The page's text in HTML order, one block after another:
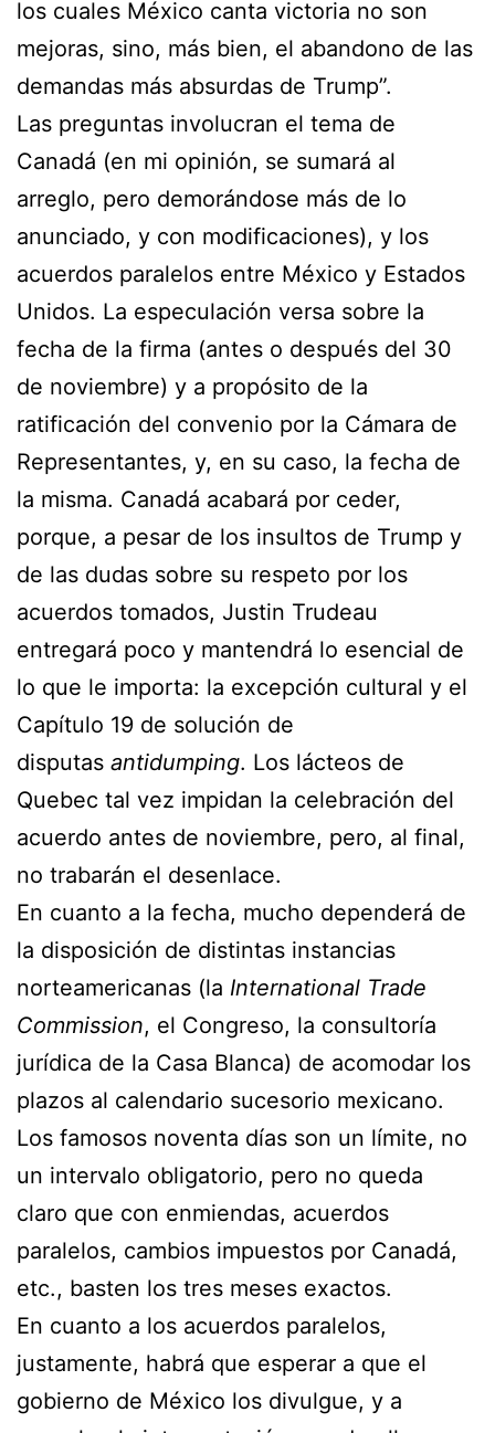
los cuales México canta victoria no son
mejoras, sino, más bien, el abandono de las
demandas más absurdas de Trump”.
Las preguntas involucran el tema de
Canadá (en mi opinión, se sumará al
arreglo, pero demorándose más de lo
anunciado, y con modificaciones), y los
acuerdos paralelos entre México y Estados
Unidos. La especulación versa sobre la
fecha de la firma (antes o después del 30
de noviembre) y a propósito de la
ratificación del convenio por la Cámara de
Representantes, y, en su caso, la fecha de
la misma. Canadá acabará por ceder,
porque, a pesar de los insultos de Trump y
de las dudas sobre su respeto por los
acuerdos tomados, Justin Trudeau
entregará poco y mantendrá lo esencial de
lo que le importa: la excepción cultural y el
Capítulo 19 de solución de
disputas antidumping. Los lácteos de
Quebec tal vez impidan la celebración del
acuerdo antes de noviembre, pero, al final,
no trabarán el desenlace.
En cuanto a la fecha, mucho dependerá de
la disposición de distintas instancias
norteamericanas (la International Trade
Commission, el Congreso, la consultoría
jurídica de la Casa Blanca) de acomodar los
plazos al calendario sucesorio mexicano.
Los famosos noventa días son un límite, no
un intervalo obligatorio, pero no queda
claro que con enmiendas, acuerdos
paralelos, cambios impuestos por Canadá,
etc., basten los tres meses exactos.
En cuanto a los acuerdos paralelos,
justamente, habrá que esperar a que el
gobierno de México los divulgue, y a